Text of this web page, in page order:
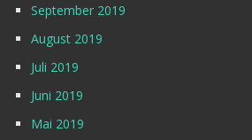
September 2019
August 2019
Juli 2019
Juni 2019
Mai 2019